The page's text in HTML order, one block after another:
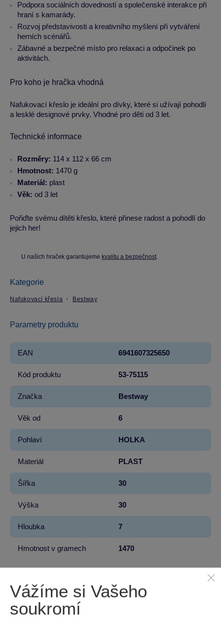
Podpora sociálních dovedností a společenské interakce při
hraní s kamarády.
Rozvoj představivosti a kreativního myšlení při vytváření
herních scénářů.
Zábavné a bezpečné místo pro relaxaci a odpočinek po
aktivitách.
Pro koho je hračka vhodná
Nafukovací křeslo je ideální pro dívky, které si užívají pohodlí
a lesklé designové prvky. Vhodné pro děti od 3 let.
Technické informace
Rozměry: 114 x 112 x 66 cm
Hmotnost: 1470 g
Materiál: plast
Věk: od 3 let
Pořiďte svému dítěti křeslo, které přinese radost a pohodlí do
jejich her!
U našich hraček garantujeme kvalitu a bezpečnost.
Kategorie
Nafukovací křesla Bestway
Parametry produktu
EAN 6941607325650
Kód produktu 53-75115
Značka Bestway
Věk od 6
Pohlaví HOLKA
Materiál PLAST
Šířka 30
Výška 30
Hloubka 7
Hmotnost v gramech 1470
100 %
Vážíme si Vašeho
soukromí